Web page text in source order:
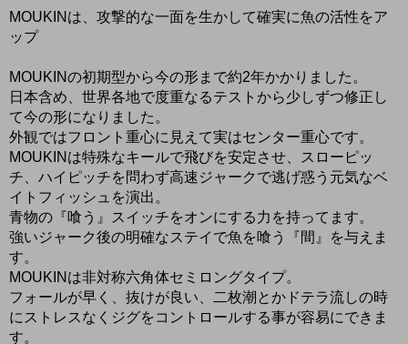
MOUKINは、攻撃的な一面を生かして確実に魚の活性をア
ップ
MOUKINの初期型から今の形まで約2年かかりました。
日本含め、世界各地で度重なるテストから少しずつ修正し
て今の形になりました。
外観ではフロント重心に見えて実はセンター重心です。
MOUKINは特殊なキールで飛びを安定させ、スローピッ
チ、ハイピッチを問わず高速ジャークで逃げ惑う元気なベ
イトフィッシュを演出。
青物の『喰う』スイッチをオンにする力を持ってます。
強いジャーク後の明確なステイで魚を喰う『間』を与えま
す。
MOUKINは非対称六角体セミロングタイプ。
フォールが早く、抜けが良い、二枚潮とかドテラ流しの時
にストレスなくジグをコントロールする事が容易にできま
す。